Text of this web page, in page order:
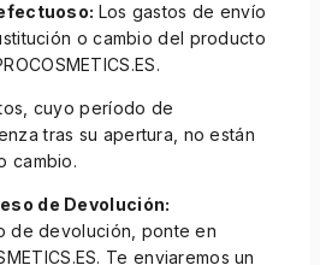
Los gastos de envío
o cambio del producto
cuyo período de
tras su apertura, no están
cambio.
de Devolución:
de devolución, ponte en
Te enviaremos un